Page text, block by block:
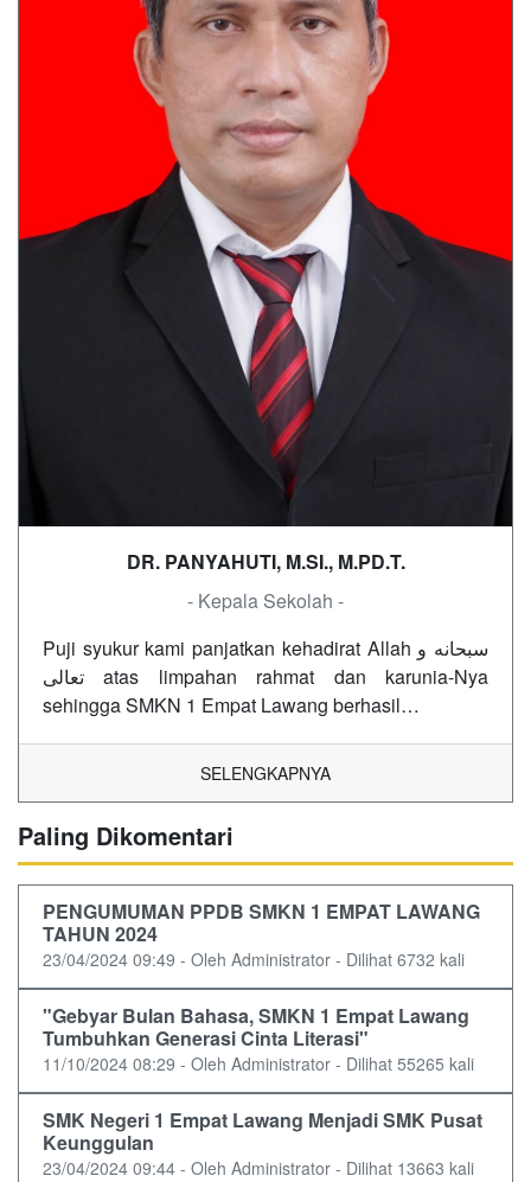
DR. PANYAHUTI, M.SI., M.PD.T.
- Kepala Sekolah -
Puji syukur kami panjatkan kehadirat Allah سبحانه و
تعالى atas limpahan rahmat dan karunia-Nya
sehingga SMKN 1 Empat Lawang berhasil…
SELENGKAPNYA
Paling Dikomentari
PENGUMUMAN PPDB SMKN 1 EMPAT LAWANG
TAHUN 2024
23/04/2024 09:49 - Oleh Administrator - Dilihat 6732 kali
"Gebyar Bulan Bahasa, SMKN 1 Empat Lawang
Tumbuhkan Generasi Cinta Literasi"
11/10/2024 08:29 - Oleh Administrator - Dilihat 55265 kali
SMK Negeri 1 Empat Lawang Menjadi SMK Pusat
Keunggulan
23/04/2024 09:44 - Oleh Administrator - Dilihat 13663 kali